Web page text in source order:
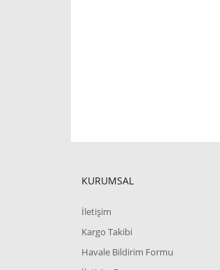
KURUMSAL
İletişim
Kargo Takibi
Havale Bildirim Formu